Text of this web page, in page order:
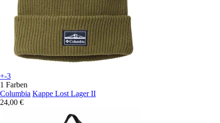
+-3
1 Farben
Columbia Kappe Lost Lager II
24,00 €